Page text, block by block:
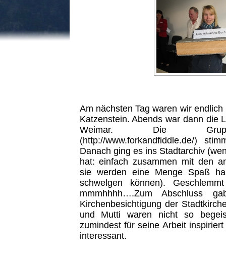
Am nächsten Tag waren wir
Katzenstein. Abends war dann die
Weimar. Die
(http://www.forkandfiddle.de/)
Danach ging es ins Stadtarchiv
hat: einfach zusammen mit den
sie werden eine Menge Spaß
schwelgen können).
mmmhhhh….Zum Abschluss
Kirchenbesichtigung der
und Mutti waren nicht so
zumindest für seine Arbeit
interessant.